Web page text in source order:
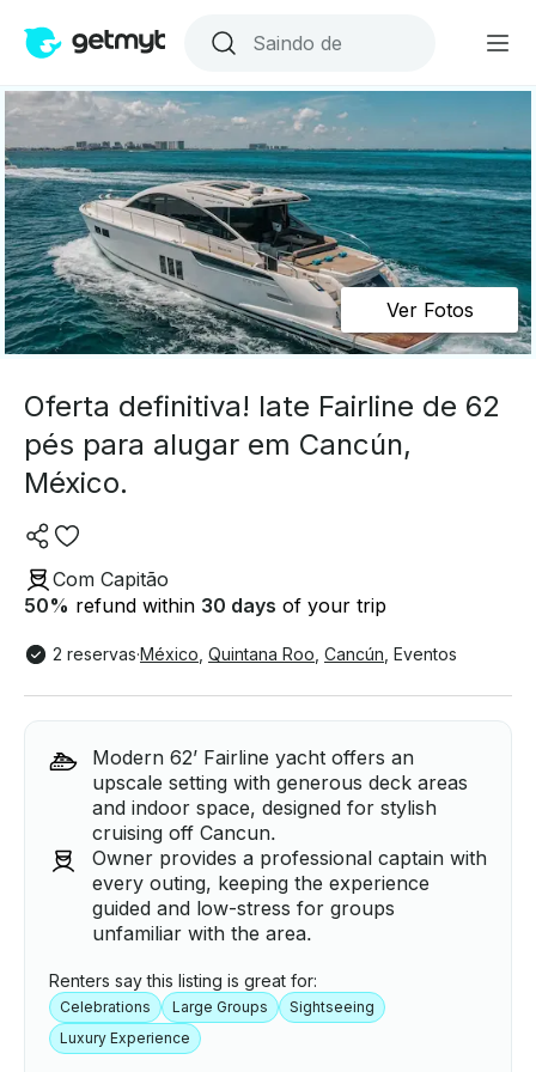
Ver Fotos
Oferta definitiva! Iate Fairline de 62
pés para alugar em Cancún,
México.
Com Capitão
50% refund within 30 days of your trip
2 reservas·México Quintana Roo Cancún Eventos
Modern 62’ Fairline yacht offers an
upscale setting with generous deck areas
and indoor space, designed for stylish
cruising off Cancun.
Owner provides a professional captain with
every outing, keeping the experience
guided and low-stress for groups
unfamiliar with the area.
Renters say this listing is great for:
Celebrations Large Groups
Sightseeing
Luxury Experience